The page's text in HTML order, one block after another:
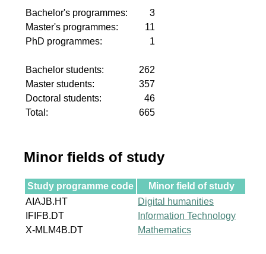
Bachelor's programmes:
3
Master's programmes:
11
PhD programmes:
1
Bachelor students:
262
Master students:
357
Doctoral students:
46
Total:
665
Minor fields of study
Study programme code
Minor field of study
AIAJB.HT
Digital humanities
IFIFB.DT
Information Technology
X-MLM4B.DT
Mathematics